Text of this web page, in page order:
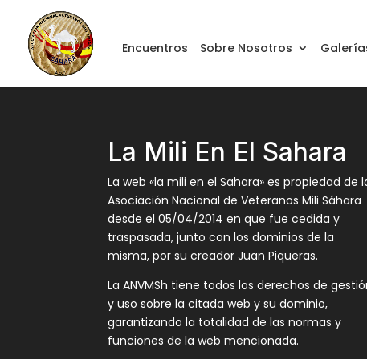
Encuentros Sobre Nosotros
La Mili En El Sahara
La web «la mili en el Sahara» es propiedad de
Asociación Nacional de Veteranos Mili Sáhara
desde el 05/04/2014 en que fue cedida y
traspasada, junto con los dominios de la
misma, por su creador Juan Piqueras.
La ANVMSh tiene todos los derechos de
y uso sobre la citada web y su dominio,
garantizando la totalidad de las normas y
funciones de la web mencionada.